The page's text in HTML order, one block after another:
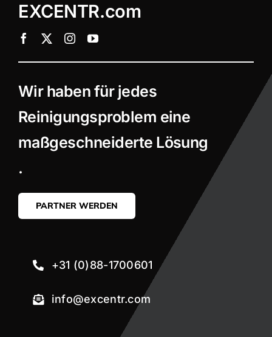
EXCENTR.com
Wir haben für jedes
Reinigungsproblem eine
maßgeschneiderte Lösung
.
PARTNER WERDEN
+31 (0)88-1700601
info@excentr.com